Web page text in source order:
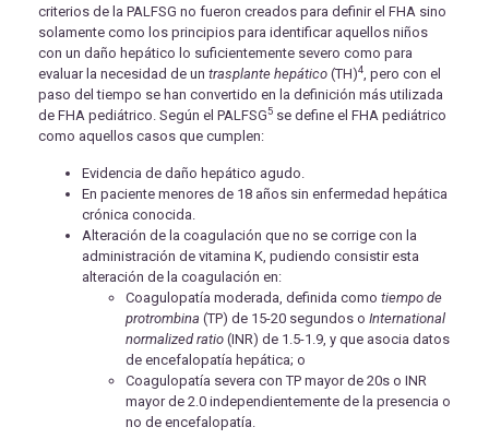
criterios de la PALFSG no fueron creados para definir el FHA sino
solamente como los principios para identificar aquellos niños
con un daño hepático lo suficientemente severo como para
evaluar la necesidad de un trasplante hepático (TH)4 , pero con el
paso del tiempo se han convertido en la definición más utilizada
de FHA pediátrico. Según el PALFSG5 se define el FHA pediátrico
como aquellos casos que cumplen:
Evidencia de daño hepático agudo.
En paciente menores de 18 años sin enfermedad hepática
crónica conocida.
Alteración de la coagulación que no se corrige con la
administración de vitamina K, pudiendo consistir esta
alteración de la coagulación en:
Coagulopatía moderada, definida como tiempo de
protrombina (TP) de 15-20 segundos o International
normalized ratio (INR) de 1.5-1.9, y que asocia datos
de encefalopatía hepática; o
Coagulopatía severa con TP mayor de 20s o INR
mayor de 2.0 independientemente de la presencia o
no de encefalopatía.